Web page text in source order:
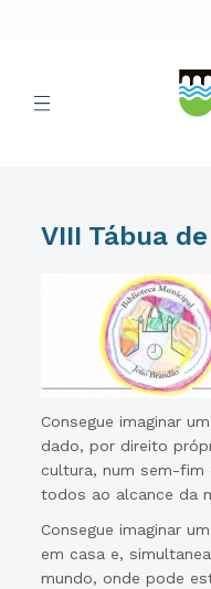
VIII Tábua
Consegue imaginar
dado, por direito
cultura, num sem-fim
todos ao alcance da
Consegue imaginar
em casa e,
mundo, onde pode